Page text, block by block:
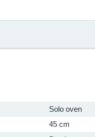
Solo oven
45 cm